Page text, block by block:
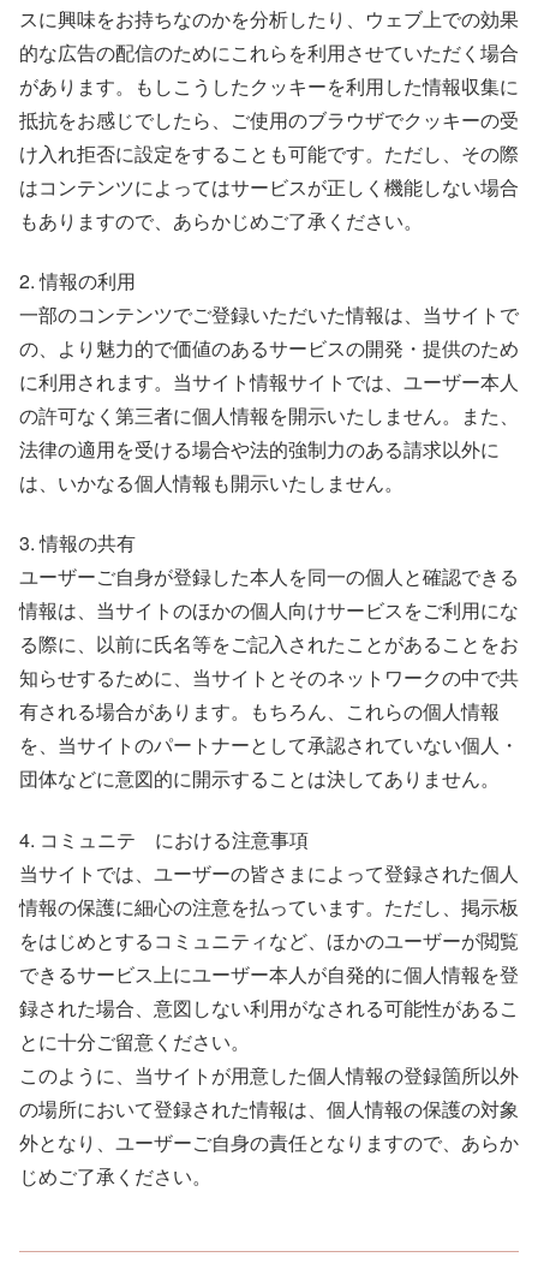
スに興味をお持ちなのかを分析したり、ウェブ上での効果
的な広告の配信のためにこれらを利用させていただく場合
があります。もしこうしたクッキーを利用した情報収集に
抵抗をお感じでしたら、ご使用のブラウザでクッキーの受
け入れ拒否に設定をすることも可能です。ただし、その際
はコンテンツによってはサービスが正しく機能しない場合
もありますので、あらかじめご了承ください。
2. 情報の利用
一部のコンテンツでご登録いただいた情報は、当サイトで
の、より魅力的で価値のあるサービスの開発・提供のため
に利用されます。当サイト情報サイトでは、ユーザー本人
の許可なく第三者に個人情報を開示いたしません。また、
法律の適用を受ける場合や法的強制力のある請求以外に
は、いかなる個人情報も開示いたしません。
3. 情報の共有
ユーザーご自身が登録した本人を同一の個人と確認できる
情報は、当サイトのほかの個人向けサービスをご利用にな
る際に、以前に氏名等をご記入されたことがあることをお
知らせするために、当サイトとそのネットワークの中で共
有される場合があります。もちろん、これらの個人情報
を、当サイトのパートナーとして承認されていない個人・
団体などに意図的に開示することは決してありません。
4. コミュニテゖにおける注意事項
当サイトでは、ユーザーの皆さまによって登録された個人
情報の保護に細心の注意を払っています。ただし、掲示板
をはじめとするコミュニティなど、ほかのユーザーが閲覧
できるサービス上にユーザー本人が自発的に個人情報を登
録された場合、意図しない利用がなされる可能性があるこ
とに十分ご留意ください。
このように、当サイトが用意した個人情報の登録箇所以外
の場所において登録された情報は、個人情報の保護の対象
外となり、ユーザーご自身の責任となりますので、あらか
じめご了承ください。